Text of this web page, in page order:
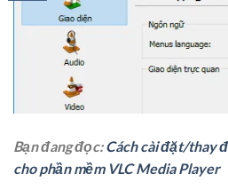
Bạn đang đọc:Cách cài đặt/thay
cho phần mềm VLC Media Player